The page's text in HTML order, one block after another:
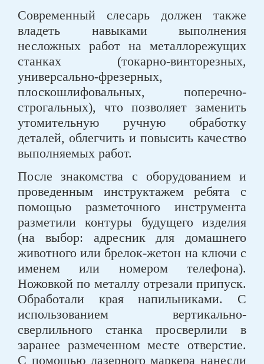
Современный слесарь должен также
владеть навыками выполнения
несложных работ на металлорежущих
станках (токарно-винторезных,
универсально-фрезерных,
плоскошлифовальных, поперечно-
строгальных), что позволяет заменить
утомительную ручную обработку
деталей, облегчить и повысить качество
выполняемых работ.
После знакомства с оборудованием и
проведенным инструктажем ребята с
помощью разметочного инструмента
разметили контуры будущего изделия
(на выбор: адресник для домашнего
животного или брелок-жетон на ключи с
именем или номером телефона).
Ножовкой по металлу отрезали припуск.
Обработали края напильниками. С
использованием вертикально-
сверлильного станка просверлили в
заранее размеченном месте отверстие.
С помощью лазерного маркера нанесли